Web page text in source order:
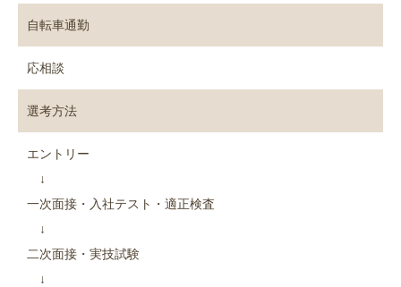
自転車通勤
応相談
選考方法
エントリー
↓
一次面接・入社テスト・適正検査
↓
二次面接・実技試験
↓